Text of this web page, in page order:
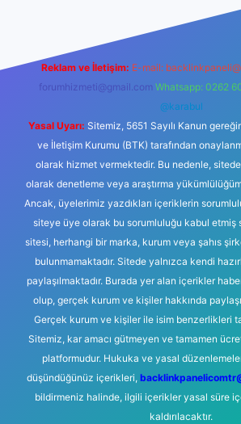
Reklam ve İletişim: E-mail:
forumhizmeti@gmail.com Whatsapp: 0262
@karabul
Yasal Uyarı: Sitemiz, 5651 Sayılı Kanun
ve İletişim Kurumu (BTK) tarafından
olarak hizmet vermektedir. Bu nedenle,
olarak denetleme veya araştırma
Ancak, üyelerimiz yazdıkları içeriklerin
siteye üye olarak bu sorumluluğu kabul etmiş
sitesi, herhangi bir marka, kurum veya şahıs
bulunmamaktadır. Sitede yalnızca kendi
paylaşılmaktadır. Burada yer alan içerikler
olup, gerçek kurum ve kişiler hakkında
Gerçek kurum ve kişiler ile isim benzerlikleri
Sitemiz, kar amacı gütmeyen ve tamamen
platformudur. Hukuka ve yasal
düşündüğünüz içerikleri,
bildirmeniz halinde, ilgili içerikler yasal süre
kaldırılacaktır.